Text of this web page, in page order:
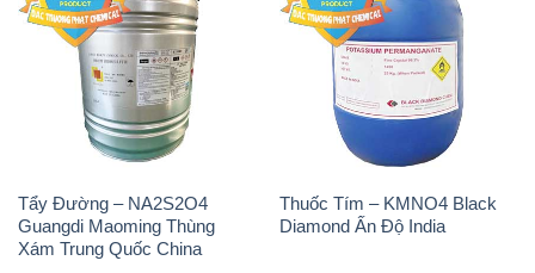
Tẩy Đường – NA2S2O4
Guangdi Maoming Thùng
Xám Trung Quốc China
Thuốc Tím – KMNO4 Black
Diamond Ấn Độ India